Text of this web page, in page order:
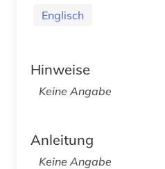
Englisch
Hinweise
Keine Angabe
Anleitung
Keine Angabe